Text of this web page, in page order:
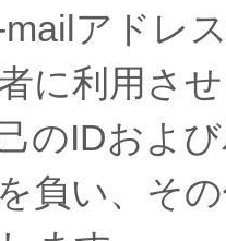
アドレ
に利用さ
のIDおよ
負い、そ